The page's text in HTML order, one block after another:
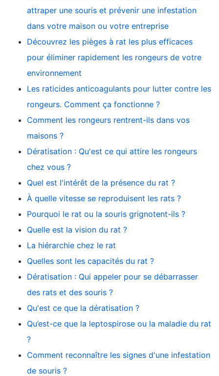
attraper une souris et prévenir une infestation
dans votre maison ou votre entreprise
Découvrez les pièges à rat les plus efficaces
pour éliminer rapidement les rongeurs de votre
environnement
Les raticides anticoagulants pour lutter contre les
rongeurs. Comment ça fonctionne ?
Comment les rongeurs rentrent-ils dans vos
maisons ?
Dératisation : Qu'est ce qui attire les rongeurs
chez vous ?
Quel est l'intérêt de la présence du rat ?
À quelle vitesse se reproduisent les rats ?
Pourquoi le rat ou la souris grignotent-ils ?
Quelle est la vision du rat ?
La hiérarchie chez le rat
Quelles sont les capacités du rat ?
Dératisation : Qui appeler pour se débarrasser
des rats et des souris ?
Qu'est ce que la dératisation ?
Qu’est-ce que la leptospirose ou la maladie du rat
?
Comment reconnaître les signes d'une infestation
de souris ?